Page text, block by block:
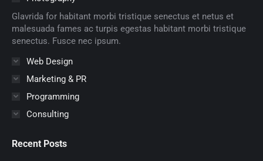
window
new
window
new
windowwindowwindow
new
window
Glavrida for habitant morbi tristique senectus et netus et
malesuada fames ac turpis egestas habitant morbi tristique
senectus. Fusce nec ipsum.
Web Design
Marketing & PR
Programming
Consulting
Recent Posts